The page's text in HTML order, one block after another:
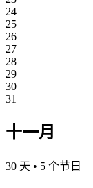
24
25
26
27
28
29
30
31
十一月
30 天 • 5 个节日